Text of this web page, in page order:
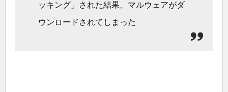
ッキング」された結果、マルウェアがダ
ウンロードされてしまった